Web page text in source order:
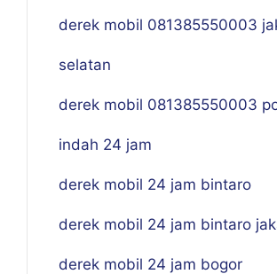
derek mobil 081385550003
selatan
derek mobil 081385550003
indah 24 jam
derek mobil 24 jam bintaro
derek mobil 24 jam bintaro
derek mobil 24 jam bogor